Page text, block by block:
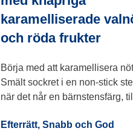
karamelliserade
och röda frukter
Börja med att karamellisera
Smält sockret i en non-stick
när det når en bärnstensfärg,
Efterrätt, Snabb och God